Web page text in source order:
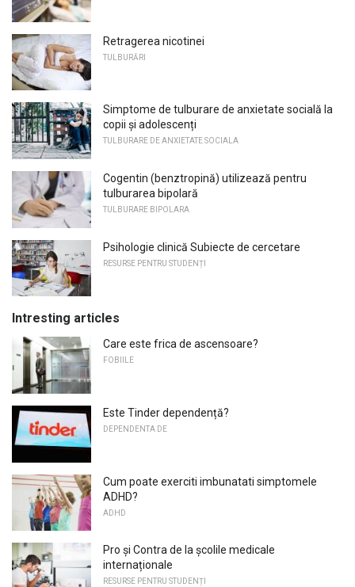
Retragerea nicotinei
TULBURĂRI
Simptome de tulburare de anxietate socială la
copii și adolescenți
TULBURARE DE ANXIETATE SOCIALA
Cogentin (benztropină) utilizează pentru
tulburarea bipolară
TULBURARE BIPOLARA
Psihologie clinică Subiecte de cercetare
RESURSE PENTRU STUDENȚI
Intresting articles
Care este frica de ascensoare?
FOBIILE
Este Tinder dependență?
DEPENDENTA DE
Cum poate exerciti imbunatati simptomele
ADHD?
ADHD
Pro și Contra de la școlile medicale
internaționale
RESURSE PENTRU STUDENȚI